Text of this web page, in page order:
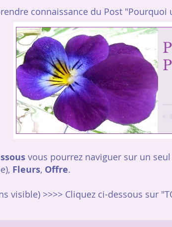
connaissance du Post
vous pourrez naviguer sur un
Fleurs, Offre.
visible) >>>> Cliquez ci-dessous sur